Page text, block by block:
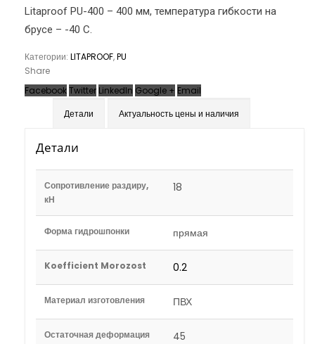
Litaproof PU-400 – 400 мм, температура гибкости на
брусе – -40 С.
Категории: LITAPROOF,PU
Share
FacebookTwitter LinkedIn Google + Email
Детали
Актуальность цены и наличия
Детали
Сопротивление раздиру,
кН
18
Форма гидрошпонки прямая
Koefficient Morozost 0.2
Материал изготовления ПВХ
Остаточная деформация 45